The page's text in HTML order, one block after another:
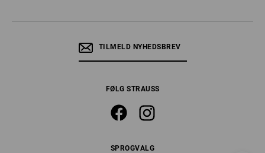
TILMELD NYHEDSBREV
FØLG STRAUSS
SPROGVALG